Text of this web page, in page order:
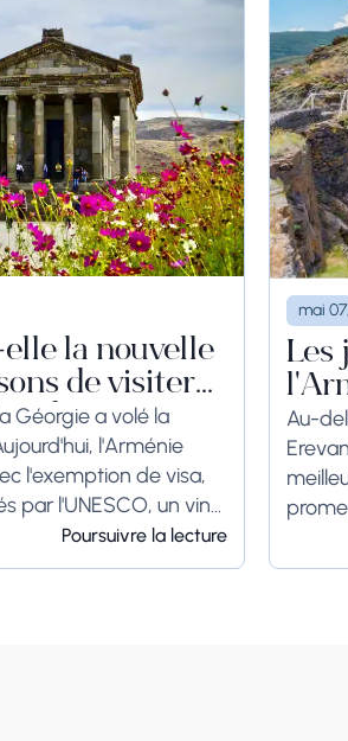
la nouvelle
de visiter
du Caucase
Géorgie a volé la
l'Arménie
l'exemption de visa,
par l'UNESCO, un vin
capitale...
Poursuivre la lecture
mai
Les
Au-